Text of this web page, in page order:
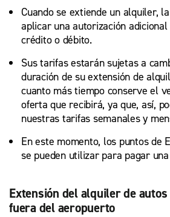
Cuando se extiende un alquiler,
aplicar una autorización
crédito o débito.
Sus tarifas estarán sujetas a
duración de su extensión de
cuanto más tiempo conserve el
oferta que recibirá, ya que, así,
nuestras tarifas semanales y
En este momento, los puntos de
se pueden utilizar para pagar
Extensión del alquiler de
fuera del aeropuerto